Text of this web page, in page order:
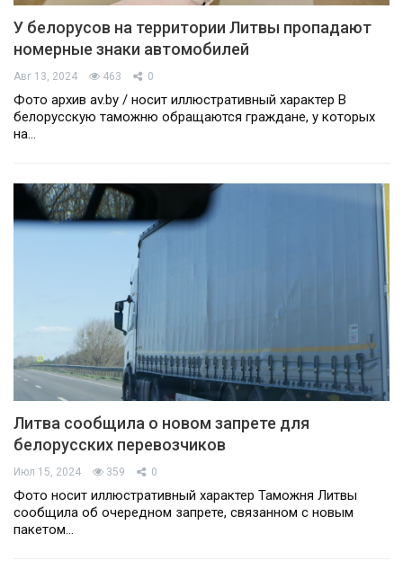
У белорусов на территории Литвы пропадают
номерные знаки автомобилей
Авг 13, 2024 463 0
Фото архив av.by / носит иллюстративный характер В
белорусскую таможню обращаются граждане, у которых
на…
Литва сообщила о новом запрете для
белорусских перевозчиков
Июл 15, 2024 359 0
Фото носит иллюстративный характер Таможня Литвы
сообщила об очередном запрете, связанном с новым
пакетом…